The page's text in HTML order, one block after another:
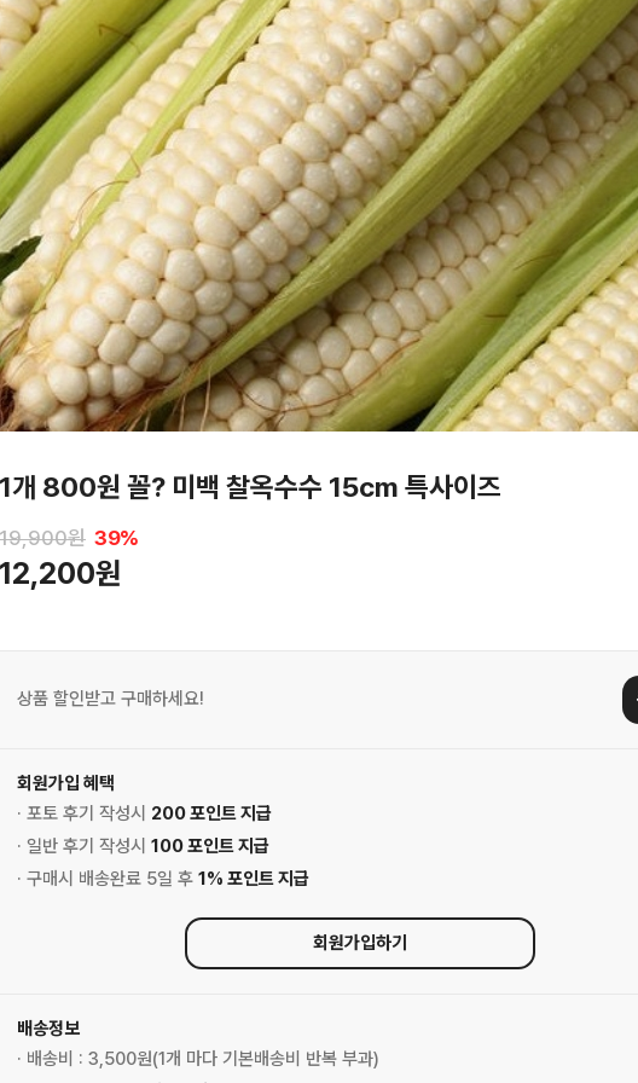
1개 800원 꼴? 미백 찰옥수수 15cm 특사이즈
19,900원 39%
12,200원
상품 할인받고 구매하세요!
회원가입 혜택
· 포토 후기 작성시 200 포인트 지급
· 일반 후기 작성시 100 포인트 지급
· 구매시 배송완료 5일 후 1% 포인트 지급
회원가입하기
배송정보
· 배송비 : 3,500원(1개 마다 기본배송비 반복 부과)